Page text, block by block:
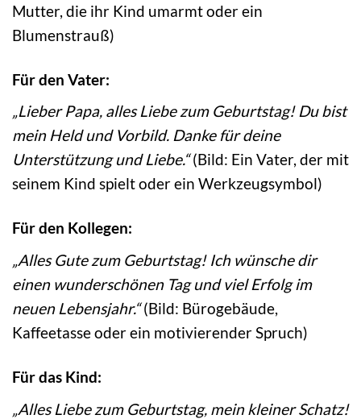
Mutter, die ihr Kind umarmt oder ein
Blumenstrauß)
Für den Vater:
„Lieber Papa, alles Liebe zum Geburtstag! Du bist
mein Held und Vorbild. Danke für deine
Unterstützung und Liebe.“(Bild: Ein Vater, der mit
seinem Kind spielt oder ein Werkzeugsymbol)
Für den Kollegen:
„Alles Gute zum Geburtstag! Ich wünsche dir
einen wunderschönen Tag und viel Erfolg im
neuen Lebensjahr.“(Bild: Bürogebäude,
Kaffeetasse oder ein motivierender Spruch)
Für das Kind:
„Alles Liebe zum Geburtstag, mein kleiner Schatz!